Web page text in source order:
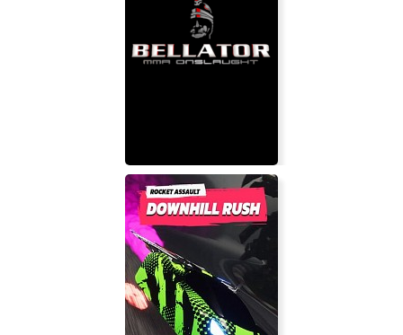
Bellator MMA Onslaught